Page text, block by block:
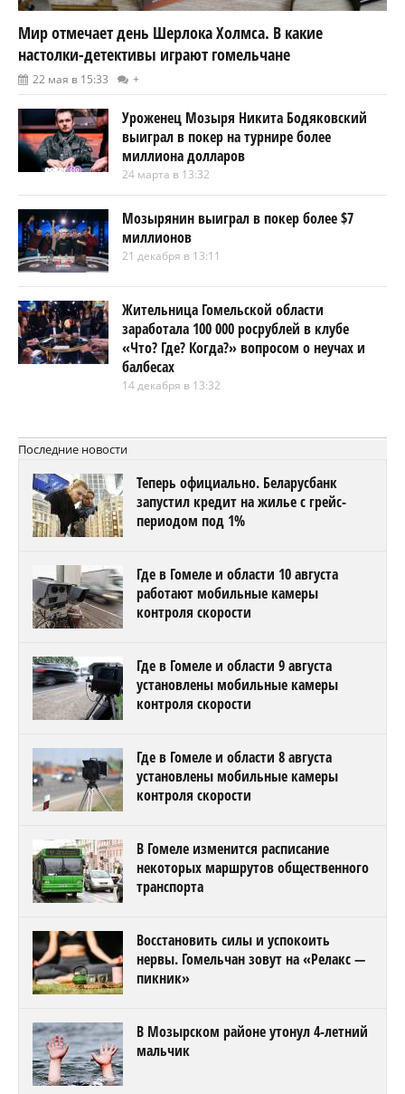
Мир отмечает день Шерлока Холмса. В какие
настолки-детективы играют гомельчане
22 мая в 15:33 +
Уроженец Мозыря Никита Бодяковский
выиграл в покер на турнире более
миллиона долларов
24 марта в 13:32
Мозырянин выиграл в покер более $7
миллионов
21 декабря в 13:11
Жительница Гомельской области
заработала 100 000 росрублей в клубе
«Что? Где? Когда?» вопросом о неучах и
балбесах
14 декабря в 13:32
Последние новости
Теперь официально. Беларусбанк
запустил кредит на жилье с грейс-
периодом под 1%
Где в Гомеле и области 10 августа
работают мобильные камеры
контроля скорости
Где в Гомеле и области 9 августа
установлены мобильные камеры
контроля скорости
Где в Гомеле и области 8 августа
установлены мобильные камеры
контроля скорости
В Гомеле изменится расписание
некоторых маршрутов общественного
транспорта
Восстановить силы и успокоить
нервы. Гомельчан зовут на «Релакс —
пикник»
В Мозырском районе утонул 4-летний
мальчик